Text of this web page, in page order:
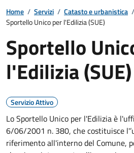
Home / Servizi / Catasto e urbanistica /
Sportello Unico per l'Edilizia (SUE)
Sportello
l'Edilizia (SUE)
Servizio Attivo
Lo Sportello Unico per l'Edilizia è
6/06/2001 n. 380, che costituisce
riferimento all'interno del Comune,